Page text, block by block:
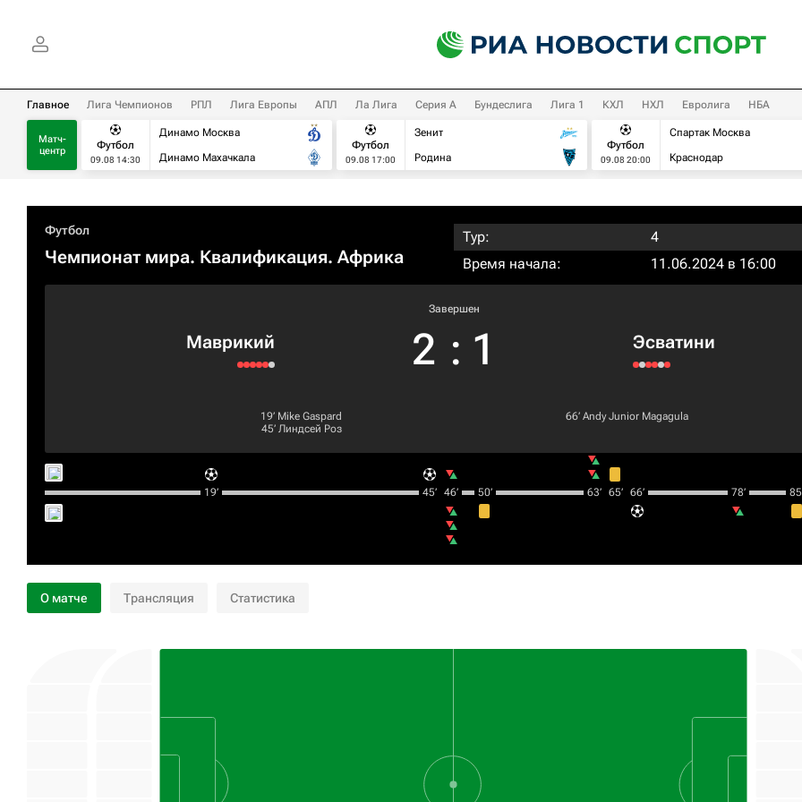
Главное Лига Чемпионов РПЛ Лига Европы АПЛ Ла Лига Серия А Бундеслига Лига 1 КХЛ НХЛ Евролига НБА
Матч-
центр
Футбол
09.08 14:30
Динамо Москва
Динамо Махачкала
Футбол
09.08 17:00
Зенит
Родина
Футбол
09.08 20:00
Спартак Москва
Краснодар
Футбол
Чемпионат мира. Квалификация. Африка
Тур:
4
Время начала:
11.06.2024 в 16:00
Маврикий
Завершен
2 : 1 Эсватини
19‎’‎ Mike Gaspard
45‎’‎ Линдсей Роз
66‎’‎ Andy Junior Magagula
19‎’‎ 45‎’‎ 46‎’‎ 50‎’‎ 63‎’‎ 65‎’‎ 66‎’‎ 78‎’‎
О матче Трансляция Статистика